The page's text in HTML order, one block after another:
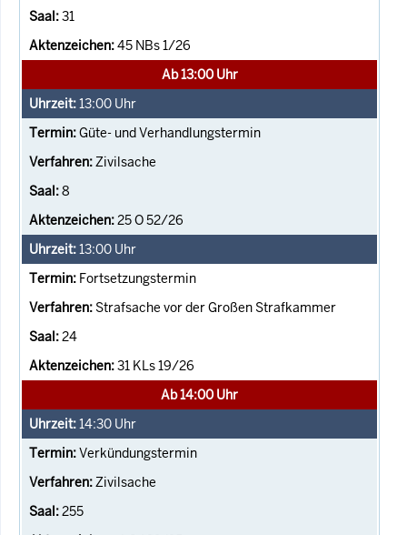
31
45 NBs 1/26
Ab 13:00 Uhr
13:00 Uhr
Güte- und Verhandlungstermin
Zivilsache
8
25 O 52/26
13:00 Uhr
Fortsetzungstermin
Strafsache vor der Großen Strafkammer
24
31 KLs 19/26
Ab 14:00 Uhr
14:30 Uhr
Verkündungstermin
Zivilsache
255